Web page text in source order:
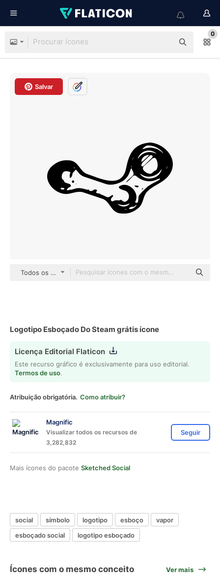
0
Salvar
Todos os estilos
Logotipo Esboçado Do Steam grátis ícone
Licença Editorial Flaticon
Este recurso gráfico é exclusivamente para uso editorial.
Termos de uso.
Atribuição obrigatória. Como atribuir?
Magnific
Visualizar todos os recursos de
3,282,832
Seguir
Mais ícones do pacote Sketched Social
social símbolo logotipo esboço
vapor
esboçado social
logotipo esboçado
Ícones com o mesmo conceito Ver mais